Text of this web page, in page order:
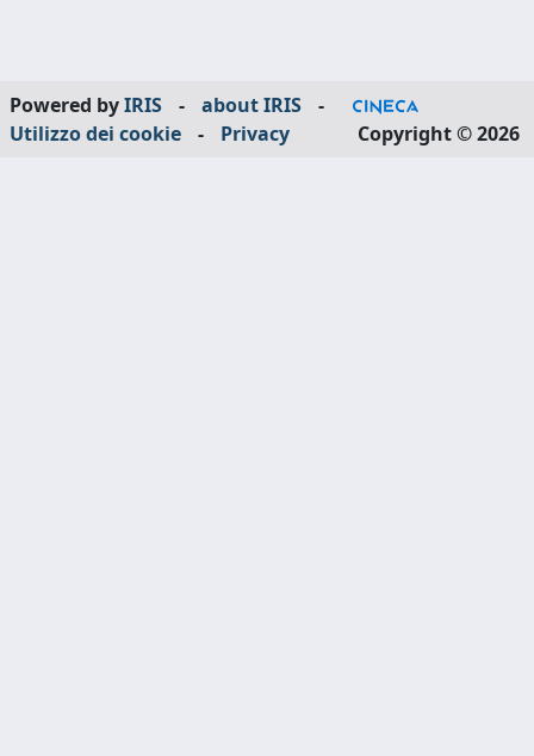
Powered byIRIS - about IRIS
-
Utilizzo dei cookie
- Privacy Copyright © 2026